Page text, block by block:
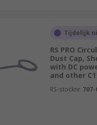
applications in a
and colours to suit all
and reliable
Tijdelijk
RS PRO
Dust Cap,
with DC
and other
RS-stocknr. 707-